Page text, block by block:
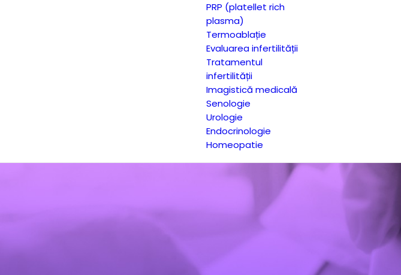
PRP (platellet rich
plasma)
Termoablație
Evaluarea infertilității
Tratamentul
infertilității
Imagistică medicală
Senologie
Urologie
Endocrinologie
Homeopatie